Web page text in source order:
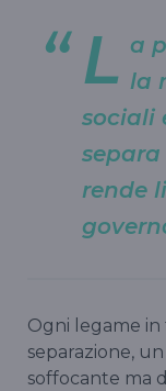
L a
la
sociali
rende
Ogni legame
separazione,
soffocante ma